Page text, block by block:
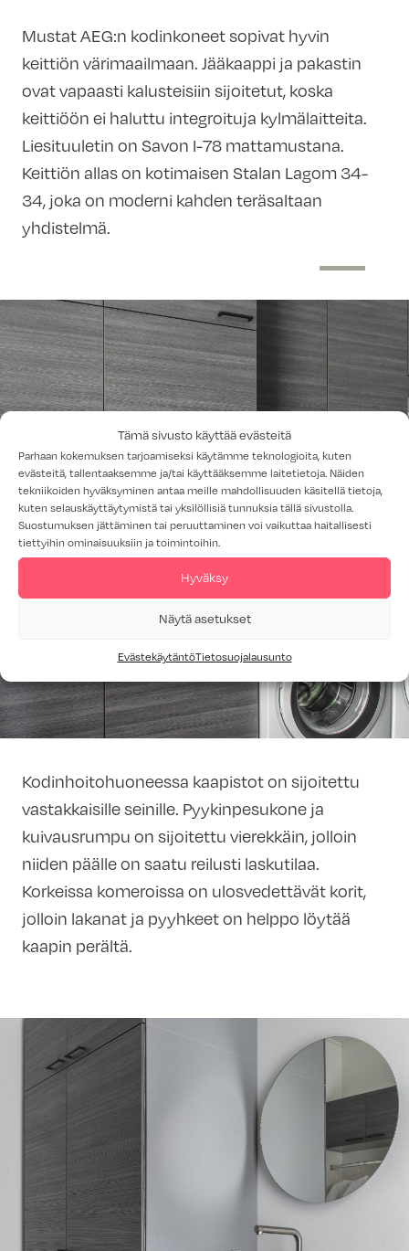
Tämä sivusto käyttää evästeitä
Parhaan kokemuksen tarjoamiseksi käytämme teknologioita, kuten
evästeitä, tallentaaksemme ja/tai käyttääksemme laitetietoja. Näiden
tekniikoiden hyväksyminen antaa meille mahdollisuuden käsitellä tietoja,
kuten selauskäyttäytymistä tai yksilöllisiä tunnuksia tällä sivustolla.
Suostumuksen jättäminen tai peruuttaminen voi vaikuttaa haitallisesti
tiettyihin ominaisuuksiin ja toimintoihin.
Hyväksy
Näytä asetukset
EvästekäytäntöTietosuojalausunto
Mustat AEG:n kodinkoneet sopivat hyvin
keittiön värimaailmaan. Jääkaappi ja pakastin
ovat vapaasti kalusteisiin sijoitetut, koska
keittiöön ei haluttu integroituja kylmälaitteita.
Liesituuletin on Savon I-78 mattamustana.
Keittiön allas on kotimaisen Stalan Lagom 34-
34, joka on moderni kahden teräsaltaan
yhdistelmä.
Kodinhoitohuoneessa kaapistot on sijoitettu
vastakkaisille seinille. Pyykinpesukone ja
kuivausrumpu on sijoitettu vierekkäin, jolloin
niiden päälle on saatu reilusti laskutilaa.
Korkeissa komeroissa on ulosvedettävät korit,
jolloin lakanat ja pyyhkeet on helppo löytää
kaapin perältä.